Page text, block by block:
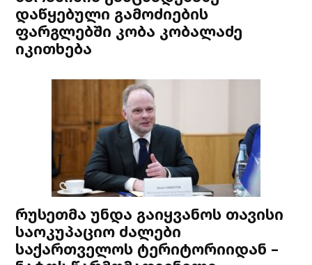
დაწყებული გამოძიების
ფარგლებში კობა კობალაძე
იკითხება
რუსეთმა უნდა გაიყვანოს თავისი
საოკუპაციო ძალები
საქართველოს ტერიტორიიდან –